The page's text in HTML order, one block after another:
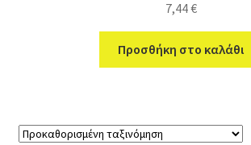
7,44€
Προσθήκη στο καλάθι